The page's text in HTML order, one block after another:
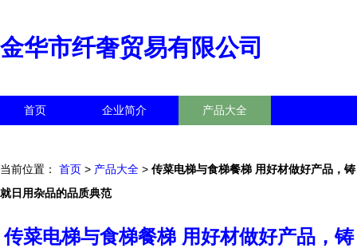
金华市纤奢贸易有限公司
首页 企业简介 产品大全
当前位置： 首页 > 产品大全 > 传菜电梯与食梯餐梯 用好材做好产品，铸
就日用杂品的品质典范
传菜电梯与食梯餐梯 用好材做好产品，铸